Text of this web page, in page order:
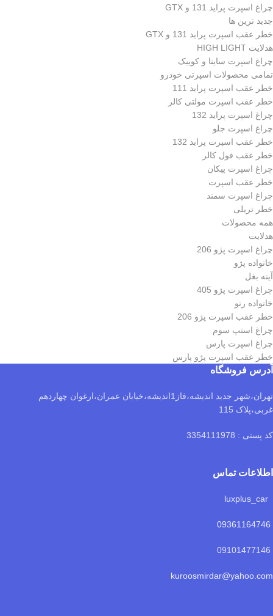
چراغ اسپرت پراید 131 و GTX
جدید ترین ها
خطر عقب اسپرت پراید 131 و GTX
هدلایت HIGH LIGHT
چراغ اسپرت ساینا و کوییک
تمامی محصولات اسپرتی خودرو
خطر عقب اسپرت پراید 111
خطر عقب اسپرت مولتی کالر
چراغ اسپرت پراید 132
چراغ اسپرت جلو
خطر عقب اسپرت پراید 132
خطر عقب فول کالر
چراغ اسپرت پیکان
خطر عقب اسپرت
چراغ اسپرت سمند
خطر تریلی
همه محصولات
هدلایت
چراغ اسپرت پژو 206
خانواده پژو
آینه بغل
چراغ اسپرت پژو 405
خانواده رنو
خطر عقب اسپرت پژو 206
چراغ استپ سوم
چراغ اسپرت پارس
خطر عقب اسپرت پژو پارس
آدرس فروشگاه
تهران،شهر جدید اندیشه،فاز1اندیشه،خیابان عمران،ارغوان چهاردهم
غربی،پلاک 115
کد پستی : 3354111978
اطلاعات تماس
09361164746
kuroosmirdar@yahoo.com